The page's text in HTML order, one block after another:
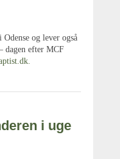
og lever også
dagen efter MCF
i uge